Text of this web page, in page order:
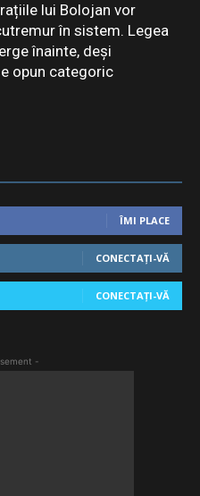
lui Bolojan vor
în sistem. Legea
înainte, deși
opun categoric
ÎMI PLACE
CONECTAȚI-VĂ
CONECTAȚI-VĂ
-